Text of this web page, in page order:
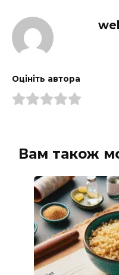
Оцініть автора
Вам також